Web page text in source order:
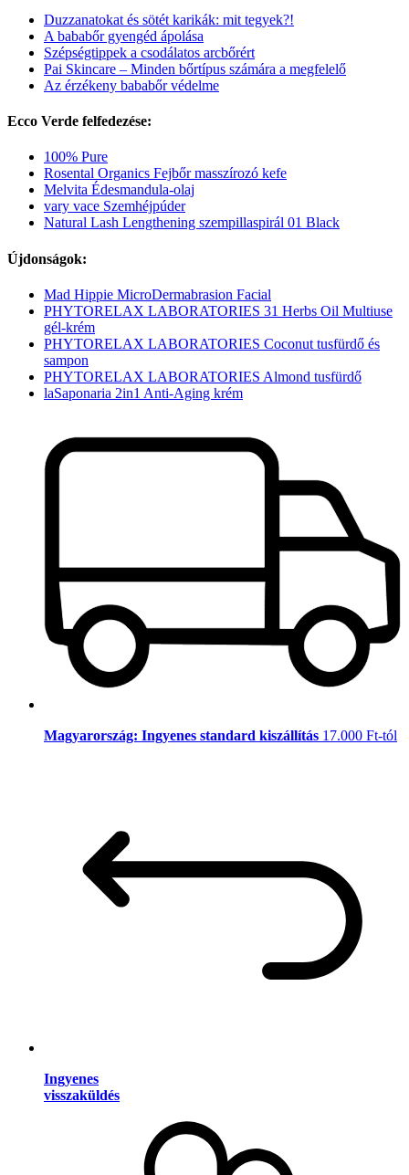
Duzzanatokat és sötét karikák: mit tegyek?!
A bababőr gyengéd ápolása
Szépségtippek a csodálatos arcbőrért
Pai Skincare – Minden bőrtípus számára a megfelelő
Az érzékeny bababőr védelme
Ecco Verde felfedezése:
100% Pure
Rosental Organics Fejbőr masszírozó kefe
Melvita Édesmandula-olaj
vary vace Szemhéjpúder
Natural Lash Lengthening szempillaspirál 01 Black
Újdonságok:
Mad Hippie MicroDermabrasion Facial
PHYTORELAX LABORATORIES 31 Herbs Oil Multiuse
gél-krém
PHYTORELAX LABORATORIES Coconut tusfürdő és
sampon
PHYTORELAX LABORATORIES Almond tusfürdő
laSaponaria 2in1 Anti-Aging krém
Magyarország: Ingyenes standard kiszállítás 17.000 Ft-tól
Ingyenes
visszaküldés